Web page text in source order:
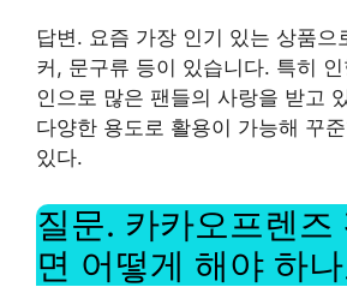
답변. 요즘 가장 인기 있는 상품으
커, 문구류 등이 있습니다. 특히
인으로 많은 팬들의 사랑을 받고
다양한 용도로 활용이 가능해 꾸
있다.
질문. 카카오프렌즈
면 어떻게 해야 하